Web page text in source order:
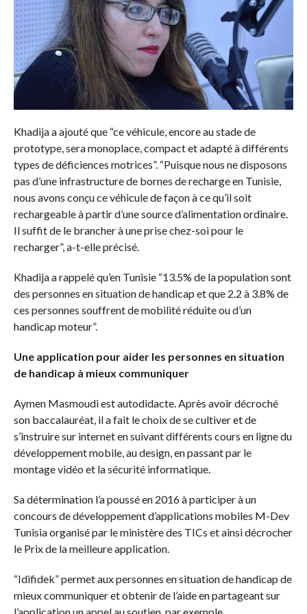
Khadija a ajouté que “ce véhicule, encore au stade de
prototype, sera monoplace, compact et adapté à différents
types de déficiences motrices”. “Puisque nous ne disposons
pas d’une infrastructure de bornes de recharge en Tunisie,
nous avons conçu ce véhicule de façon à ce qu’il soit
rechargeable à partir d’une source d’alimentation ordinaire.
Il suffit de le brancher à une prise chez-soi pour le
recharger”, a-t-elle précisé.
Khadija a rappelé qu’en Tunisie “13.5% de la population sont
des personnes en situation de handicap et que 2.2 à 3.8% de
ces personnes souffrent de mobilité réduite ou d’un
handicap moteur”.
Une application pour aider les personnes en situation
de handicap à mieux communiquer
Aymen Masmoudi est autodidacte. Après avoir décroché
son baccalauréat, il a fait le choix de se cultiver et de
s’instruire sur internet en suivant différents cours en ligne du
développement mobile, au design, en passant par le
montage vidéo et la sécurité informatique.
Sa détermination l’a poussé en 2016 à participer à un
concours de développement d’applications mobiles M-Dev
Tunisia organisé par le ministère des TICs et ainsi décrocher
le Prix de la meilleure application.
“Idifidek” permet aux personnes en situation de handicap de
mieux communiquer et obtenir de l’aide en partageant sur